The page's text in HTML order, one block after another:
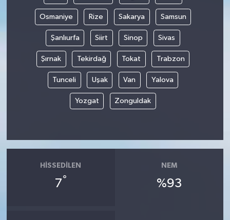
Osmaniye Rize Sakarya Samsun
Şanlıurfa Siirt Sinop Sivas
Şırnak Tekirdağ Tokat Trabzon
Tunceli Uşak Van Yalova
Yozgat Zonguldak
HISSEDILEN
7°
NEM
%93